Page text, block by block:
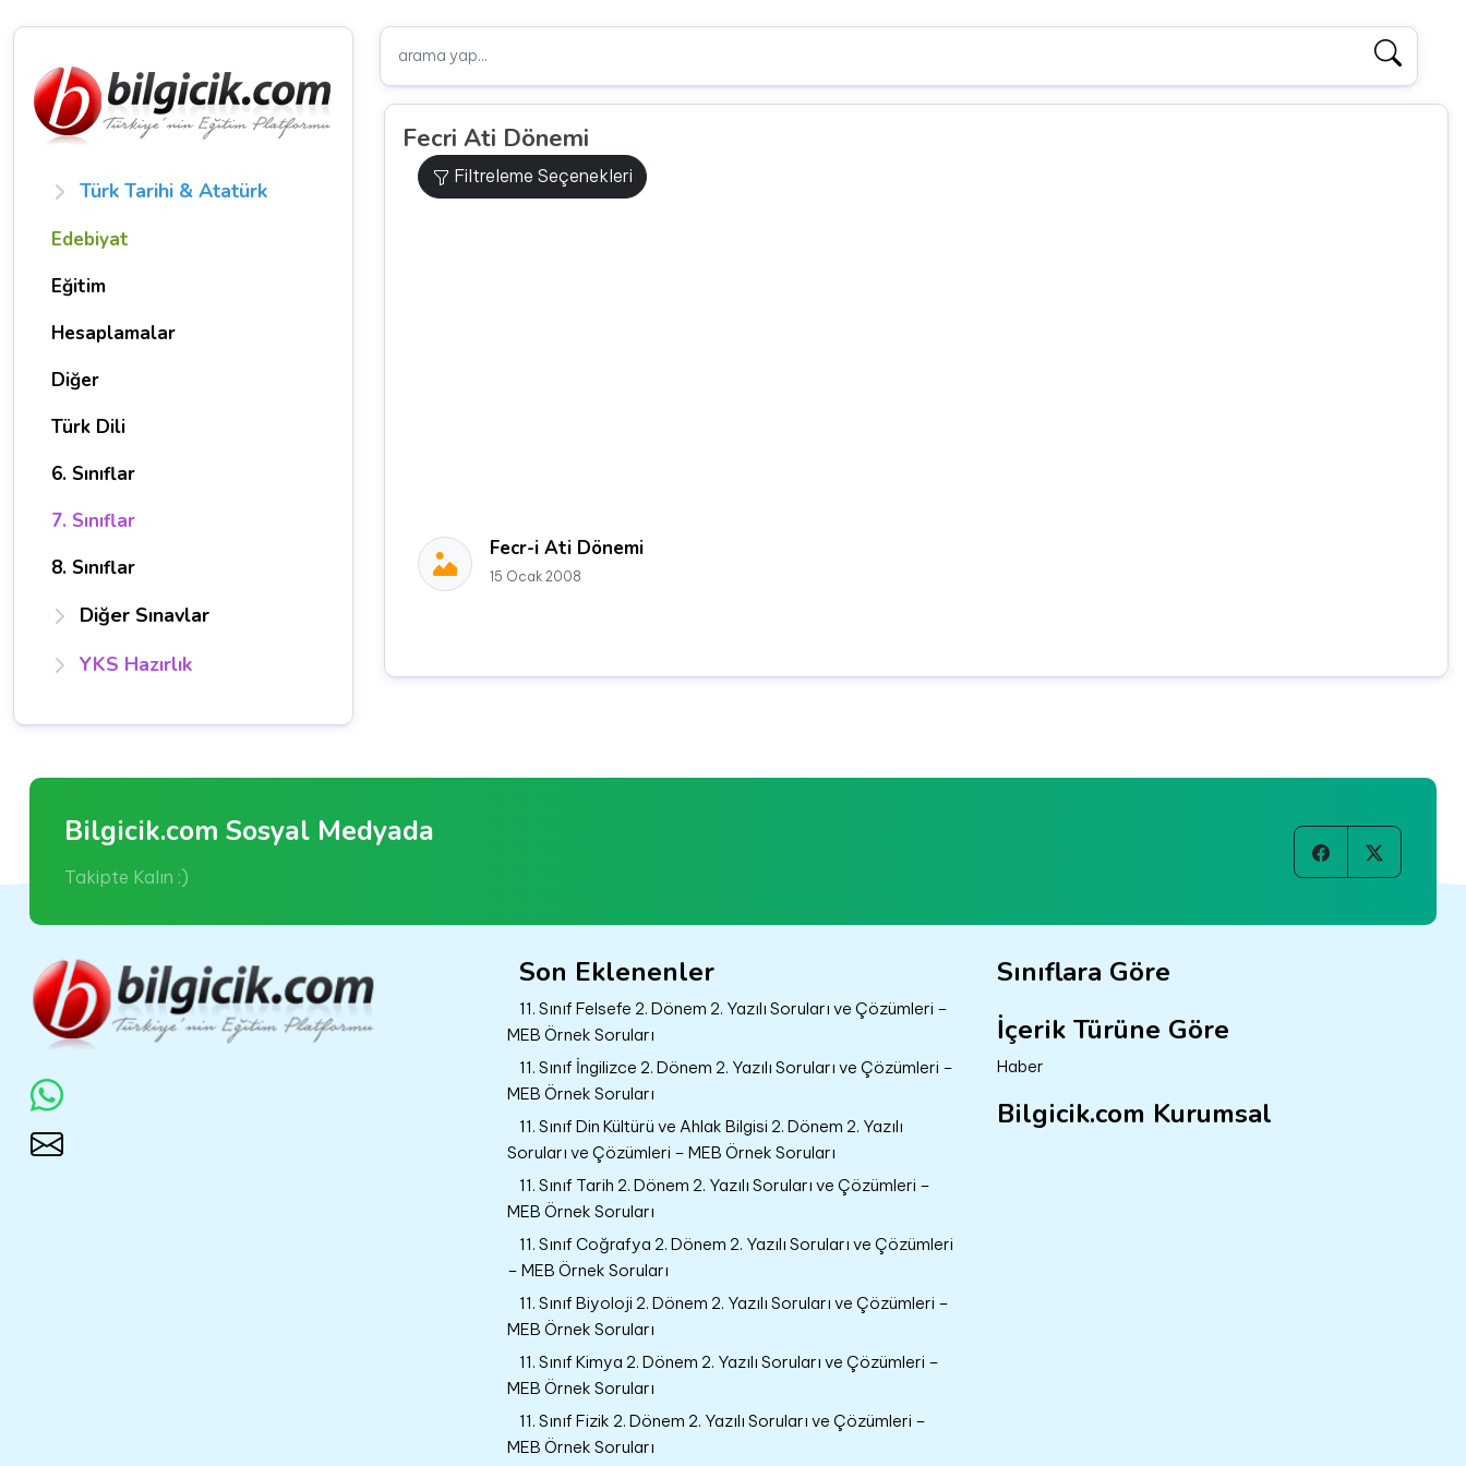
Türk Tarihi & Atatürk
Edebiyat
Eğitim
Hesaplamalar
Diğer
Türk Dili
6. Sınıflar
7. Sınıflar
8. Sınıflar
Diğer Sınavlar
YKS Hazırlık
Fecri Ati Dönemi
Filtreleme Seçenekleri
Fecr-i Ati Dönemi
15 Ocak 2008
Bilgicik.com Sosyal Medyada
Takipte Kalın :)
Son Eklenenler
11. Sınıf Felsefe 2. Dönem 2. Yazılı Soruları ve Çözümleri –
MEB Örnek Soruları
11. Sınıf İngilizce 2. Dönem 2. Yazılı Soruları ve Çözümleri –
MEB Örnek Soruları
11. Sınıf Din Kültürü ve Ahlak Bilgisi 2. Dönem 2. Yazılı
Soruları ve Çözümleri – MEB Örnek Soruları
11. Sınıf Tarih 2. Dönem 2. Yazılı Soruları ve Çözümleri –
MEB Örnek Soruları
11. Sınıf Coğrafya 2. Dönem 2. Yazılı Soruları ve Çözümleri
– MEB Örnek Soruları
11. Sınıf Biyoloji 2. Dönem 2. Yazılı Soruları ve Çözümleri –
MEB Örnek Soruları
11. Sınıf Kimya 2. Dönem 2. Yazılı Soruları ve Çözümleri –
MEB Örnek Soruları
11. Sınıf Fizik 2. Dönem 2. Yazılı Soruları ve Çözümleri –
MEB Örnek Soruları
Sınıflara Göre
İçerik Türüne Göre
Haber
Bilgicik.com Kurumsal